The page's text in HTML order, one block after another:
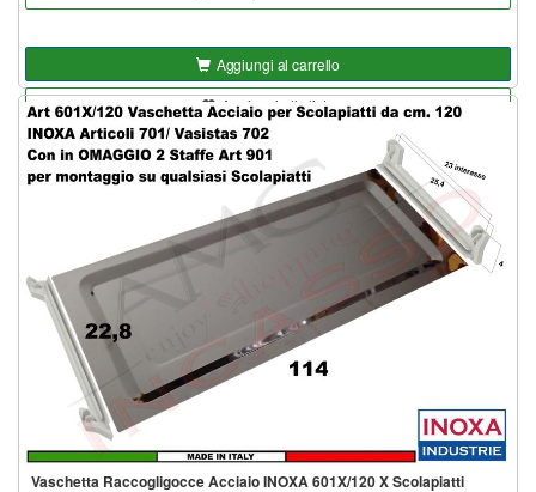
Aggiungi al carrello
Aggiungi alla lista
Vaschetta Raccogligocce Acciaio INOXA 601X/120 X Scolapiatti